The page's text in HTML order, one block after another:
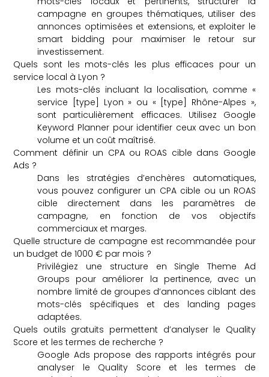
campagne en groupes thématiques, utiliser des
annonces optimisées et extensions, et exploiter le
smart bidding pour maximiser le retour sur
investissement.
Quels sont les mots-clés les plus efficaces pour un
service local à Lyon ?
Les mots-clés incluant la localisation, comme «
service [type] Lyon » ou « [type] Rhône-Alpes »,
sont particulièrement efficaces. Utilisez Google
Keyword Planner pour identifier ceux avec un bon
volume et un coût maîtrisé.
Comment définir un CPA ou ROAS cible dans Google
Ads ?
Dans les stratégies d’enchères automatiques,
vous pouvez configurer un CPA cible ou un ROAS
cible directement dans les paramètres de
campagne, en fonction de vos objectifs
commerciaux et marges.
Quelle structure de campagne est recommandée pour
un budget de 1000 € par mois ?
Privilégiez une structure en Single Theme Ad
Groups pour améliorer la pertinence, avec un
nombre limité de groupes d’annonces ciblant des
mots-clés spécifiques et des landing pages
adaptées.
Quels outils gratuits permettent d’analyser le Quality
Score et les termes de recherche ?
Google Ads propose des rapports intégrés pour
analyser le Quality Score et les termes de